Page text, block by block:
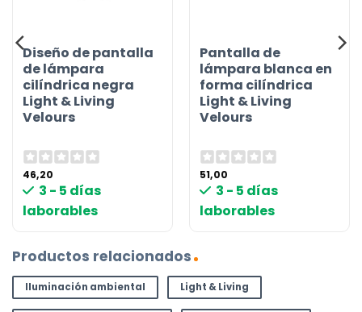
Diseño de pantalla
de lámpara
cilíndrica negra
Light & Living
Velours
46,20
3 - 5 días
laborables
Pantalla de
lámpara blanca en
forma cilíndrica
Light & Living
Velours
51,00
3 - 5 días
laborables
Productos relacionados
Iluminación ambiental Light & Living